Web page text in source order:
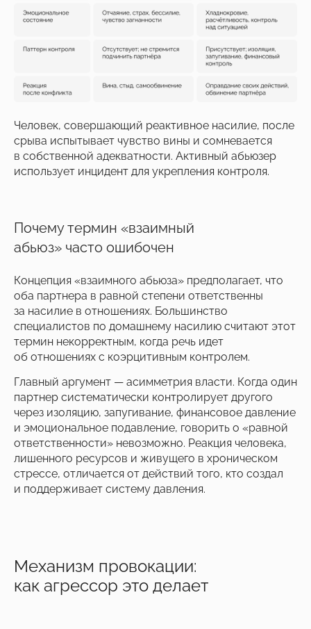
Человек, совершающий реактивное насилие, после
срыва испытывает чувство вины и сомневается
в собственной адекватности. Активный абьюзер
использует инцидент для укрепления контроля.
Почему термин «взаимный
абьюз» часто ошибочен
Концепция «взаимного абьюза» предполагает, что
оба партнера в равной степени ответственны
за насилие в отношениях. Большинство
специалистов по домашнему насилию считают этот
термин некорректным, когда речь идет
об отношениях с коэрцитивным контролем.
Главный аргумент — асимметрия власти. Когда один
партнер систематически контролирует другого
через изоляцию, запугивание, финансовое давление
и эмоциональное подавление, говорить о «равной
ответственности» невозможно. Реакция человека,
лишенного ресурсов и живущего в хроническом
стрессе, отличается от действий того, кто создал
и поддерживает систему давления.
Механизм провокации:
как агрессор это делает